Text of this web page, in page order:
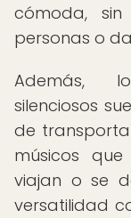
cómoda,
personas o
Además,
silenciosos
de
músicos
viajan o se
versatilidad